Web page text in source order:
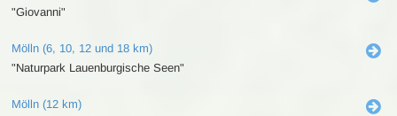
"Giovanni"
Mölln (6, 10, 12 und 18 km)
"Naturpark Lauenburgische Seen"
Mölln (12 km)